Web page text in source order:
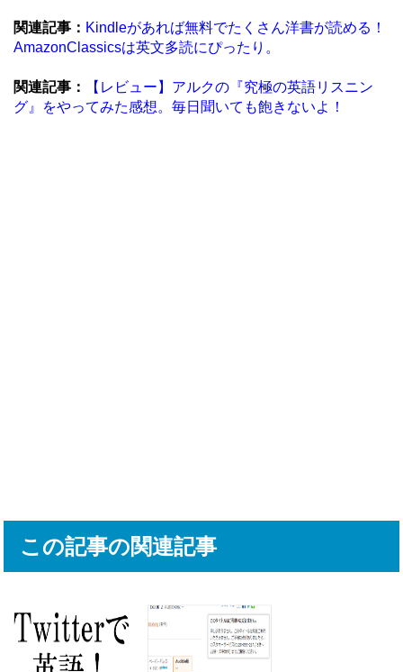
関連記事： Kindleがあれば無料でたくさん洋書が読める！
AmazonClassicsは英文多読にぴったり。
関連記事：
【レビュー】アルクの『究極の英語リスニン
グ』をやってみた感想。毎日聞いても飽きないよ！
この記事の関連記事